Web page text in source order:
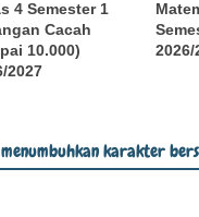
4 Semester 1
Cacah
10.000)
2027
2026/
karakter